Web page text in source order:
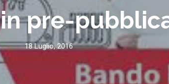
pre-
18 Luglio, 2016